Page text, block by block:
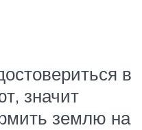
в
значит
землю на